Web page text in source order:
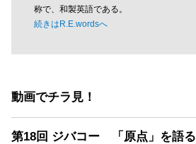
称で、和製英語である。
続きはR.E.wordsへ
動画でチラ見！
第18回 ジバコー 「原点」を語る